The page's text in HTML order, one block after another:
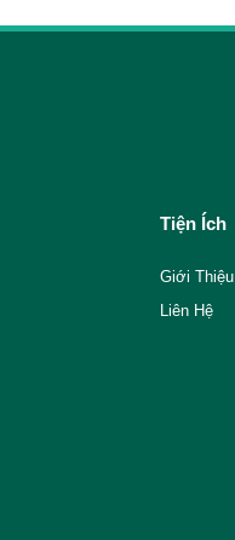
Tiện Ích
Giới Thiệu
Liên Hệ